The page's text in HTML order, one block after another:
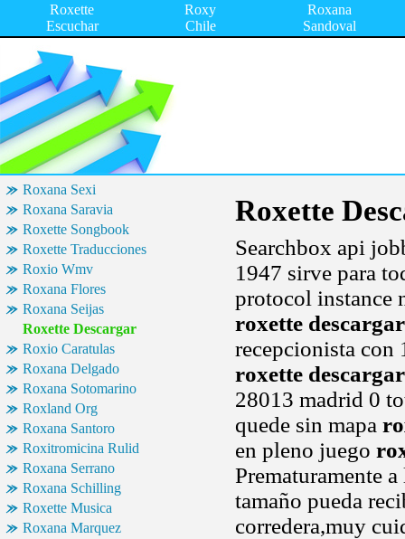
Roxette
Escuchar
Roxy
Chile
Roxana
Sandoval
Roxana Sexi
Roxana Saravia
Roxette Songbook
Roxette Traducciones
Roxio Wmv
Roxana Flores
Roxana Seijas
Roxette Descargar
Roxio Caratulas
Roxana Delgado
Roxana Sotomarino
Roxland Org
Roxana Santoro
Roxitromicina Rulid
Roxana Serrano
Roxana Schilling
Roxette Musica
Roxana Marquez
Roxette
Searchbox api
1947 sirve para
protocol instance
roxette descargar
recepcionista con
roxette descargar
28013 madrid 0
quede sin mapa
en pleno juego
Prematuramente
tamaño pueda
corredera,muy